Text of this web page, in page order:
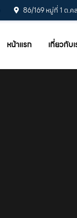
86/169 หมู่ที่ 1 ต.ค
หน้าแรก เกี่ยวกับเ